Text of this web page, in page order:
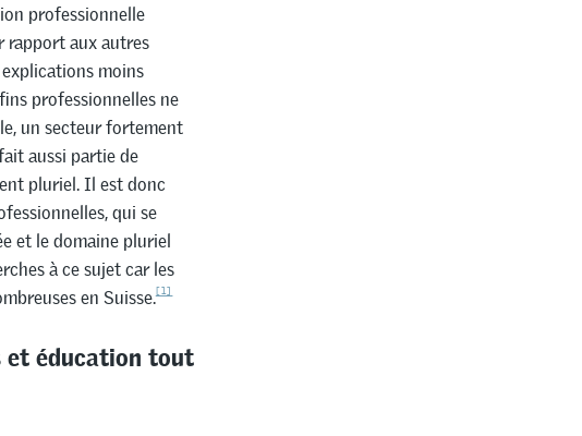
professionnelle
rapport aux autres
moins
professionnelles ne
un secteur fortement
aussi partie de
pluriel. Il est donc
qui se
et le domaine pluriel
à ce sujet car les
en Suisse.[1]
et éducation tout